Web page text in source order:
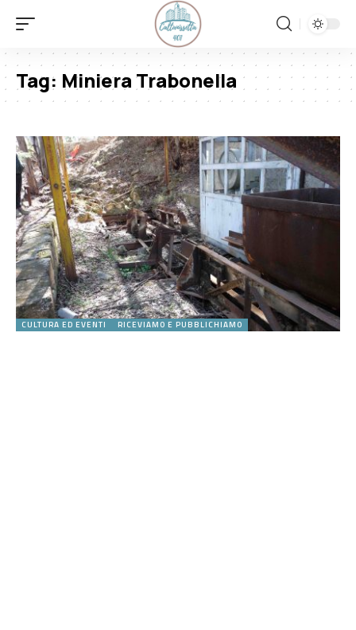
Tag: Miniera Trabonella
CULTURA ED EVENTI RICEVIAMO E PUBBLICHIAMO